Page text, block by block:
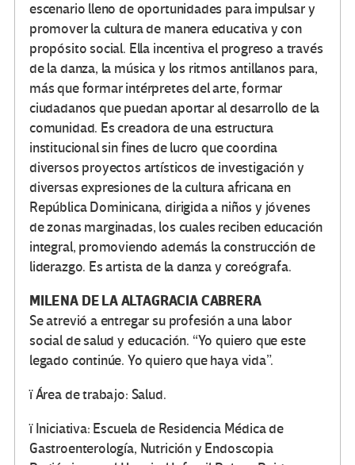
escenario lleno de oportunidades para impulsar y
promover la cultura de manera educativa y con
propósito social. Ella incentiva el progreso a través
de la danza, la música y los ritmos antillanos para,
más que formar intérpretes del arte, formar
ciudadanos que puedan aportar al desarrollo de la
comunidad. Es creadora de una estructura
institucional sin fines de lucro que coordina
diversos proyectos artísticos de investigación y
diversas expresiones de la cultura africana en
República Dominicana, dirigida a niños y jóvenes
de zonas marginadas, los cuales reciben educación
integral, promoviendo además la construcción de
liderazgo. Es artista de la danza y coreógrafa.
MILENA DE LA ALTAGRACIA CABRERA
Se atrevió a entregar su profesión a una labor
social de salud y educación. “Yo quiero que este
legado continúe. Yo quiero que haya vida”.
ï Área de trabajo: Salud.
ï Iniciativa: Escuela de Residencia Médica de
Gastroenterología, Nutrición y Endoscopia